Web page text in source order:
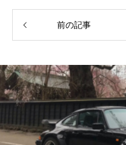
前の記事